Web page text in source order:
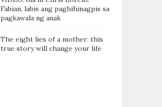
Fabian, labis ang paghihinagpis sa
pagkawala ng anak
The eight lies of a mother: this
true story will change your life